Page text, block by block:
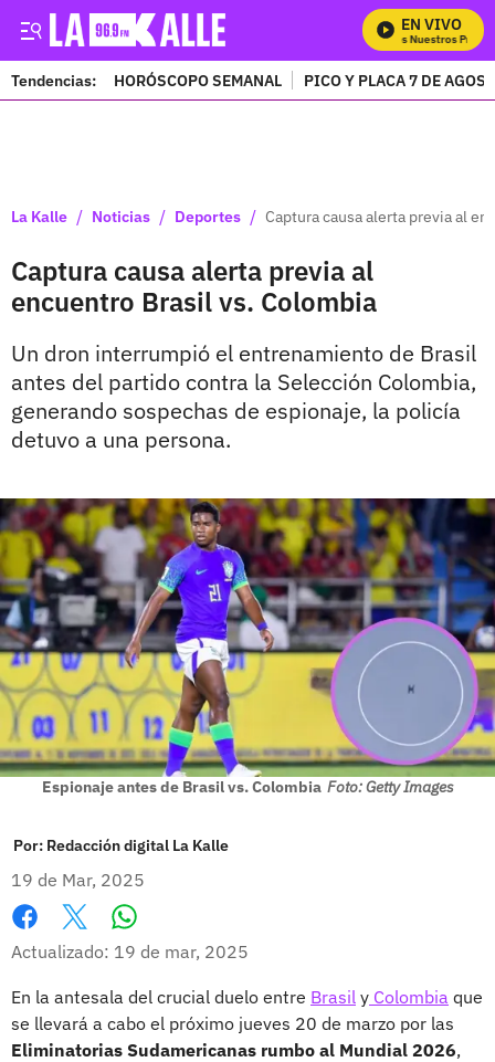
EN VIVO
Mira Todos Nuestros
Tendencias: HORÓSCOPO SEMANAL PICO Y PLACA 7 DE
La Kalle / Noticias / Deportes / Captura causa alerta previa al
Captura causa alerta previa al
encuentro Brasil vs. Colombia
Un dron interrumpió el entrenamiento de Brasil
antes del partido contra la Selección Colombia,
generando sospechas de espionaje, la policía
detuvo a una persona.
Espionaje antes de Brasil vs. Colombia Foto: Getty Images
Por: Redacción digital La Kalle
19 de Mar, 2025
Facebook
X
Actualizado: 19 de mar, 2025
En la antesala del crucial duelo entre Brasil y Colombia que
se llevará a cabo el próximo jueves 20 de marzo por las
Eliminatorias Sudamericanas rumbo al Mundial 2026,